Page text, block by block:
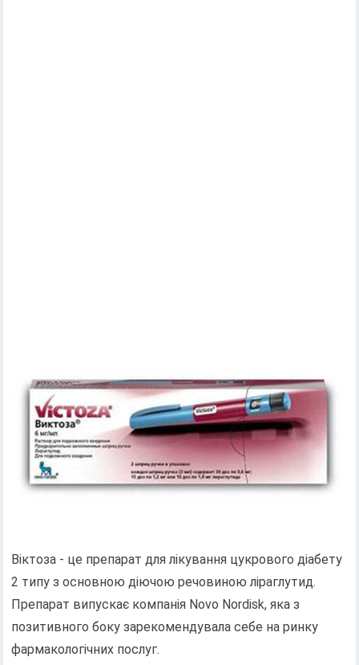
Віктоза - це препарат для лікування цукрового діабету
2 типу з основною діючою речовиною ліраглутид.
Препарат випускає компанія Novo Nordisk, яка з
позитивного боку зарекомендувала себе на ринку
фармакологічних послуг.